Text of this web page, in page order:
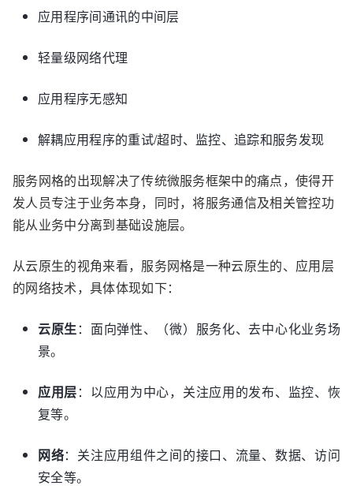
应用程序间通讯的中间层
轻量级网络代理
应用程序无感知
解耦应用程序的重试/超时、监控、追踪和服务发现
服务网格的出现解决了传统微服务框架中的痛点，使得开
发人员专注于业务本身，同时，将服务通信及相关管控功
能从业务中分离到基础设施层。
从云原生的视角来看，服务网格是一种云原生的、应用层
的网络技术，具体体现如下：
云原生：面向弹性、（微）服务化、去中心化业务场
景。
应用层：以应用为中心，关注应用的发布、监控、恢
复等。
网络：关注应用组件之间的接口、流量、数据、访问
安全等。